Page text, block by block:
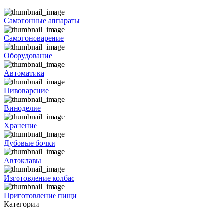
Самогонные аппараты
Самогоноварение
Оборудование
Автоматика
Пивоварение
Виноделие
Хранение
Дубовые бочки
Автоклавы
Изготовление колбас
Приготовление пищи
Категории